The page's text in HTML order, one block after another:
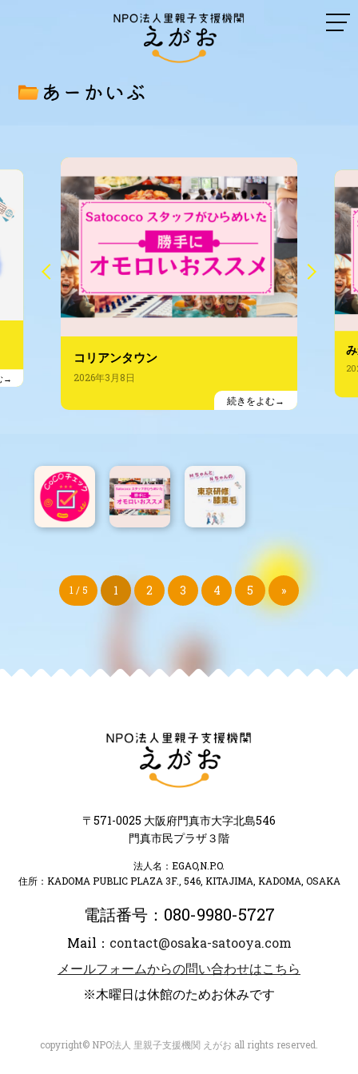
あーかいぶ
コリアンタウン
2026年3月8日
続きをよむ
1 / 5 1 2 3 4 5 »
〒571-0025 大阪府門真市大字北島546
門真市民プラザ３階
法人名：EGAO,N.P.O.
住所：KADOMA PUBLIC PLAZA 3F., 546, KITAJIMA, KADOMA, OSAKA
電話番号：080-9980-5727
Mail： contact@osaka-satooya.com
メールフォームからの問い合わせはこちら
※木曜日は休館のためお休みです
copyright© NPO法人 里親子支援機関 えがお all rights reserved.